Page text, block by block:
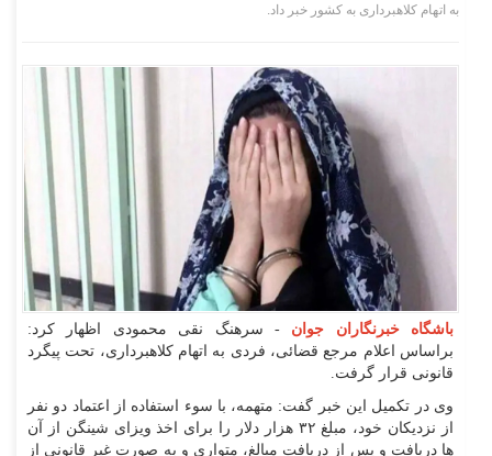
به اتهام کلاهبرداری به کشور خبر داد.
باشگاه خبرنگاران جوان - سرهنگ نقی محمودی اظهار کرد:
براساس اعلام مرجع قضائی، فردی به اتهام کلاهبرداری، تحت پیگرد
قانونی قرار گرفت.
وی در تکمیل این خبر گفت: متهمه، با سوء استفاده از اعتماد دو نفر
از نزدیکان خود، مبلغ ۳۲ هزار دلار را برای اخذ ویزای شینگن از آن
ها دریافت و پس از دریافت مبالغ، متواری و به صورت غیر قانونی از